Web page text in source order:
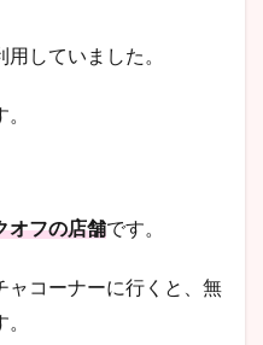
用していました。
オフの店舗です。
ャコーナーに行くと、無